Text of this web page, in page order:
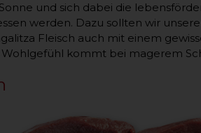
und sich dabei die
werden. Dazu sollten wir
Fleisch auch mit einem
Wohlgefühl kommt bei magerem